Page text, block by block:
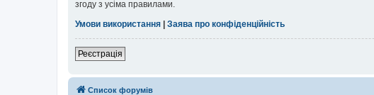
згоду з усіма правилами.
Умови використання | Заява про конфіденційність
Реєстрація
Список форумів